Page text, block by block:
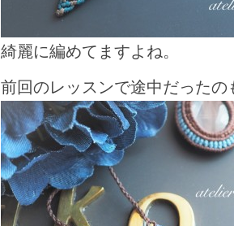
綺麗に編めてますよね。
前回のレッスンで途中だった